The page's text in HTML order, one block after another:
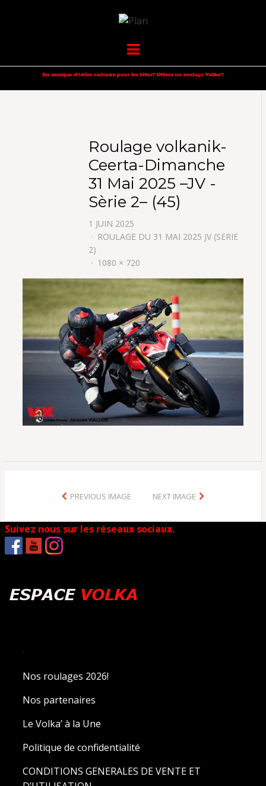
VOLKANIK-
ENDURANCE
Menu
Roulage volkanik-
Ceerta-Dimanche
31 Mai 2025 –JV -
Sèrie 2– (45)
1 JUIN 2025
ROULAGE DU 31 MAI 2025 JV (SERIE
2)
1080 × 720
PREVIOUS IMAGE NEXT IMAGE
Suivez nous sur les réseaux sociaux.
.
Nos roulages 2026!
Nos partenaires
Le Volka’ à la Une
Politique de confidentialité
CONDITIONS GENERALES DE VENTE ET